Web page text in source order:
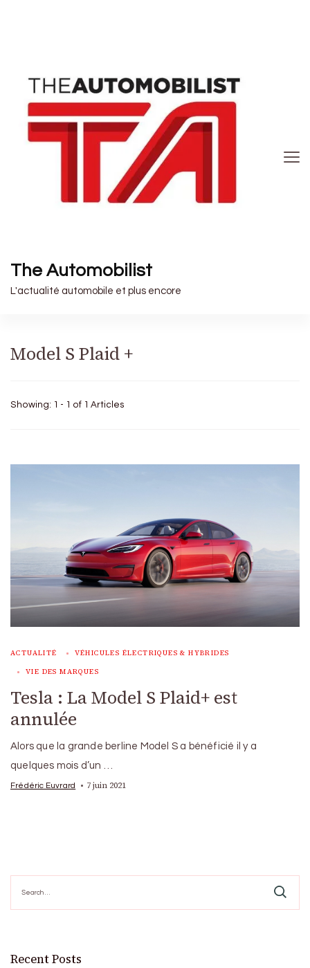
The Automobilist
L'actualité automobile et plus encore
Model S Plaid +
Showing: 1 - 1 of 1 Articles
ACTUALITÉ VÉHICULES ÉLECTRIQUES & HYBRIDES
VIE DES MARQUES
Tesla : La Model S Plaid+ est
annulée
Alors que la grande berline Model S a bénéficié il y a
quelques mois d’un …
Frédéric Euvrard 7 juin 2021
for:
Recent Posts